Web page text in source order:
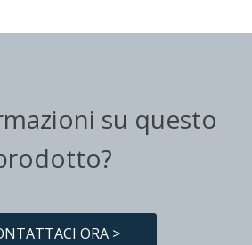
su questo
ORA >